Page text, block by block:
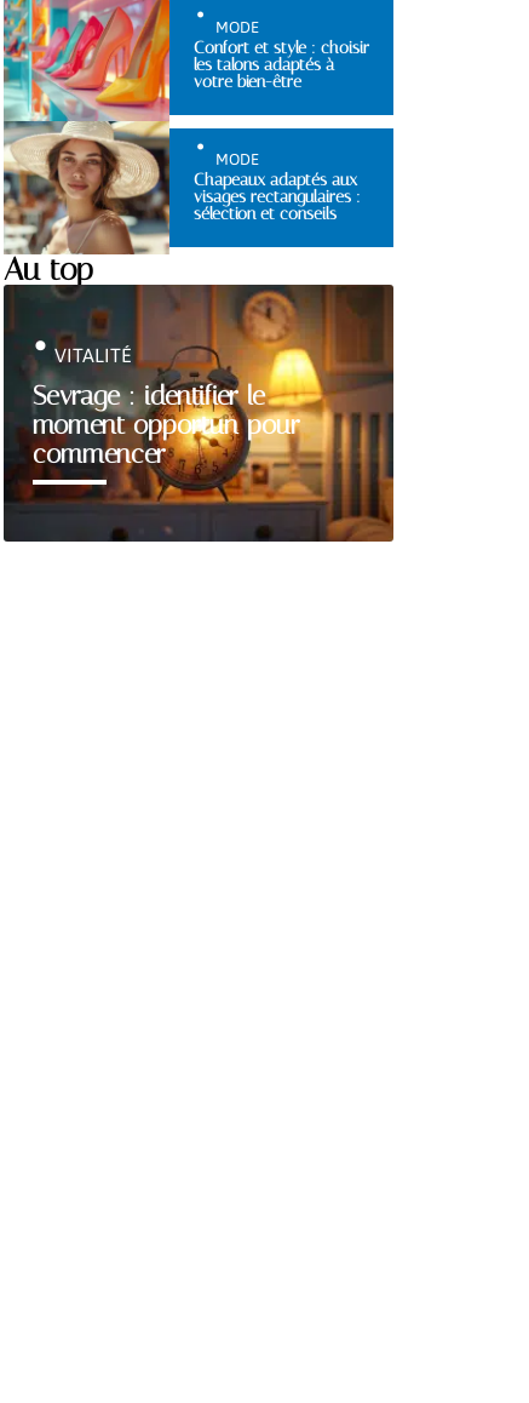
MODE
Confort et style : choisir
les talons adaptés à
votre bien-être
MODE
Chapeaux adaptés aux
visages rectangulaires :
sélection et conseils
Au top
Sevrage : identifier le
moment opportun pour
commencer
VITALITÉ